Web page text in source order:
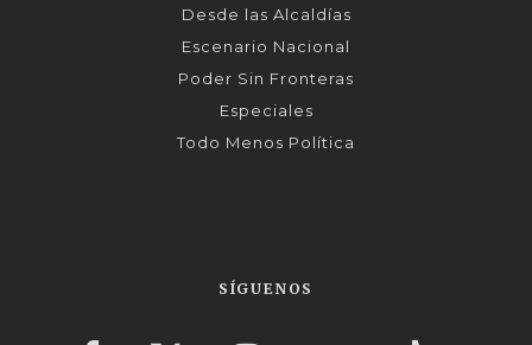
Desde las Alcaldías
Escenario Nacional
Poder Sin Fronteras
Especiales
Todo Menos Política
SÍGUENOS